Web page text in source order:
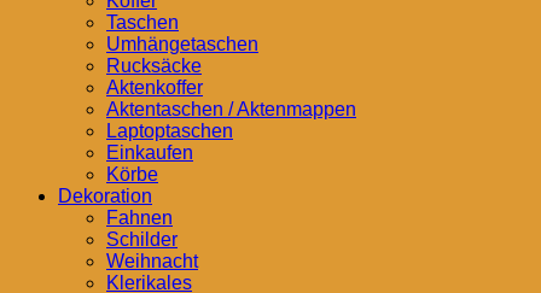
Taschen
Umhängetaschen
Rucksäcke
Aktenkoffer
Aktentaschen / Aktenmappen
Laptoptaschen
Einkaufen
Körbe
Dekoration
Fahnen
Schilder
Weihnacht
Klerikales